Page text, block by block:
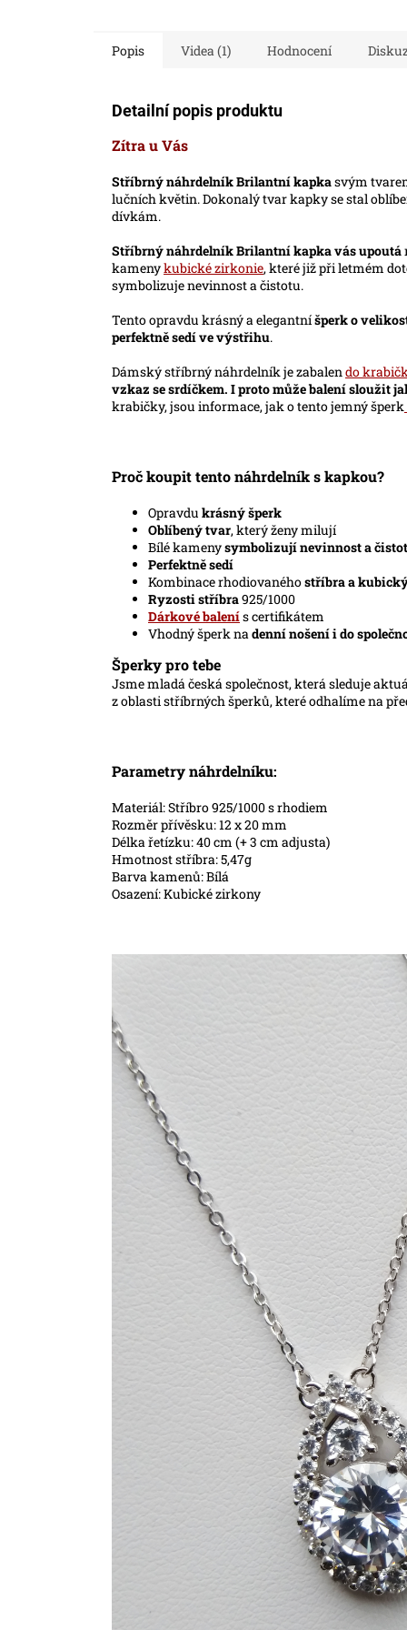
Popis Videa (1) Hodnocení
Detailní popis produktu
Zítra u Vás
Stříbrný náhrdelník Brilantní kapkasvým
lučních květin. Dokonalý tvar kapky se stal
dívkám.
Stříbrný náhrdelník Brilantní kapka vás upoutá
kamenykubické zirkonie, které již při letmém
symbolizuje nevinnost a čistotu.
Tento opravdu krásný a elegantníšperk o
perfektně sedí ve výstřihu.
Dámský stříbrný náhrdelník je zabalen do
vzkaz se srdíčkem. I proto může balení sloužit
krabičky, jsou informace, jak o tento jemný šperk
Proč koupit tento náhrdelníks kapkou?
Opravdu krásný šperk
Oblíbený tvar, který ženy milují
Bílé kamenysymbolizují nevinnost a
Perfektně sedí
Kombinace rhodiovanéhostříbra a
Ryzosti stříbra925/1000
Dárkové balenís certifikátem
Vhodný šperk na denní nošení i do
Šperky pro tebe
Jsme mladá česká společnost, která sleduje
z oblasti stříbrných šperků, které odhalíme na
Parametry náhrdelníku:
Materiál: Stříbro 925/1000 s rhodiem
Rozměr přívěsku: 12 x 20 mm
Délka řetízku: 40 cm (+ 3 cm adjusta)
Hmotnost stříbra: 5,47g
Barva kamenů: Bílá
Osazení: Kubické zirkony